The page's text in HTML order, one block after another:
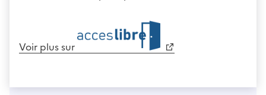
Voir plus sur